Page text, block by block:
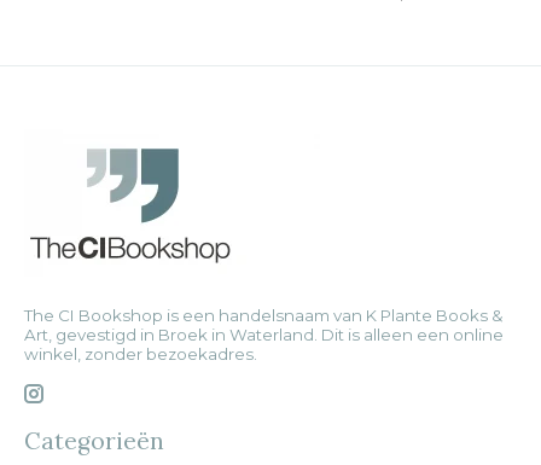
The CI Bookshop is een handelsnaam van K Plante Books &
Art, gevestigd in Broek in Waterland. Dit is alleen een online
winkel, zonder bezoekadres.
Categorieën